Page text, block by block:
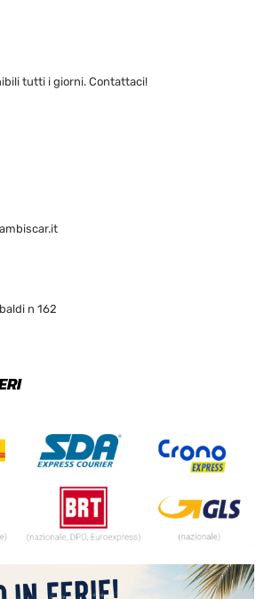
tutti i giorni. Contattaci!
n 162